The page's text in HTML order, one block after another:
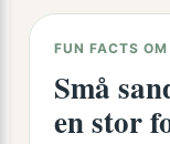
FUN FACTS
Små
en stor